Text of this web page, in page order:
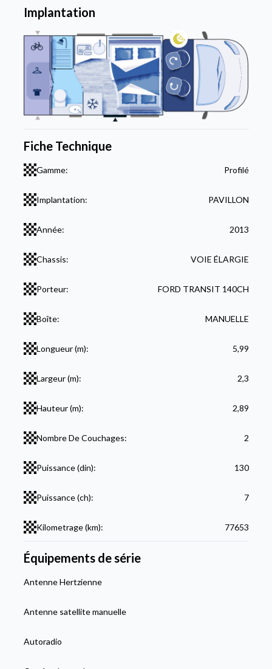
Implantation
Fiche Technique
Gamme: Profilé
Implantation: PAVILLON
Année: 2013
Chassis: VOIE ÉLARGIE
Porteur: FORD TRANSIT 140CH
Boîte: MANUELLE
Longueur (m): 5,99
Largeur (m): 2,3
Hauteur (m): 2,89
Nombre De Couchages: 2
Puissance (din): 130
Puissance (ch): 7
Kilometrage (km): 77653
Équipements de série
Antenne Hertzienne
Antenne satellite manuelle
Autoradio